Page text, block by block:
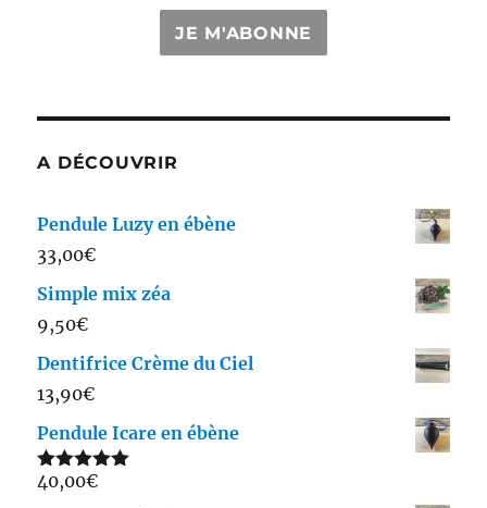
JE M'ABONNE
A DÉCOUVRIR
Pendule Luzy en ébène
33,00€
Simple mix zéa
9,50€
Dentifrice Crème du Ciel
13,90€
Pendule Icare en ébène
Note5.00
40,00€